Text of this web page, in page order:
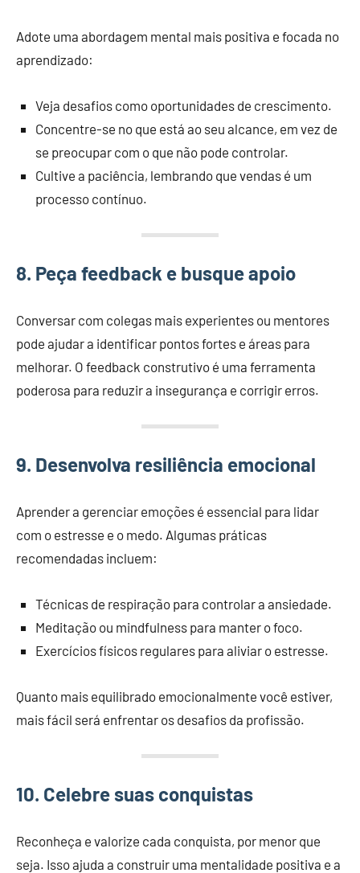
Adote uma abordagem mental mais positiva e focada no
aprendizado:
Veja desafios como oportunidades de crescimento.
Concentre-se no que está ao seu alcance, em vez de
se preocupar com o que não pode controlar.
Cultive a paciência, lembrando que vendas é um
processo contínuo.
8. Peça feedback e busque apoio
Conversar com colegas mais experientes ou mentores
pode ajudar a identificar pontos fortes e áreas para
melhorar. O feedback construtivo é uma ferramenta
poderosa para reduzir a insegurança e corrigir erros.
9. Desenvolva resiliência emocional
Aprender a gerenciar emoções é essencial para lidar
com o estresse e o medo. Algumas práticas
recomendadas incluem:
Técnicas de respiração para controlar a ansiedade.
Meditação ou mindfulness para manter o foco.
Exercícios físicos regulares para aliviar o estresse.
Quanto mais equilibrado emocionalmente você estiver,
mais fácil será enfrentar os desafios da profissão.
10. Celebre suas conquistas
Reconheça e valorize cada conquista, por menor que
seja. Isso ajuda a construir uma mentalidade positiva e a